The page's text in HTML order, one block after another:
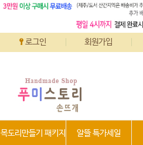
로그인 회원가입
목도리만들기 패키지 알뜰 특가세일